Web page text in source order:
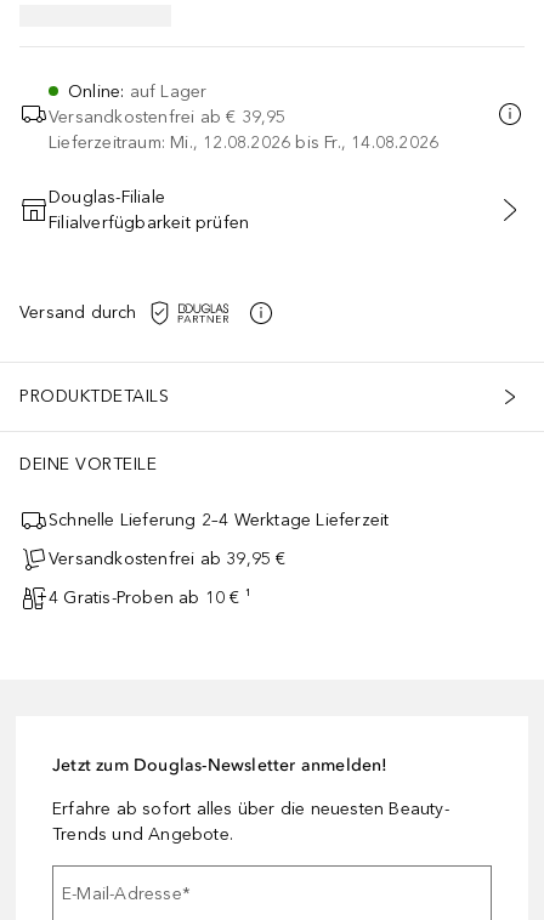
Online: auf Lager
Versandkostenfrei ab € 39,95
Lieferzeitraum: Mi., 12.08.2026 bis Fr., 14.08.2026
IN DEN WARENKORB
Douglas-Filiale
Filialverfügbarkeit prüfen
Versand durch
PRODUKTDETAILS
DEINE VORTEILE
Schnelle Lieferung 2–4 Werktage Lieferzeit
Versandkostenfrei ab 39,95 €
4 Gratis-Proben ab 10 € ¹
Jetzt zum Douglas-Newsletter anmelden!
Erfahre ab sofort alles über die neuesten Beauty-
Trends und Angebote.
E-Mail-Adresse*